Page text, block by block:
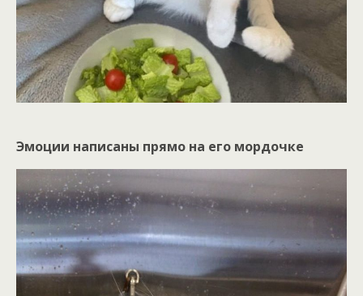
Эмоции написаны прямо на его мордочке